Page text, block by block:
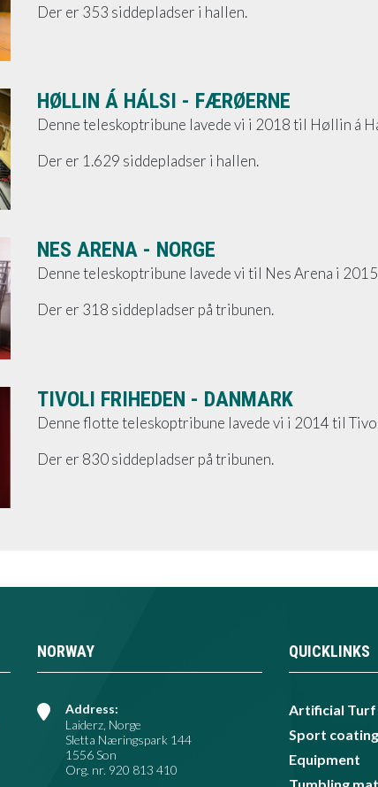
Der er 353 siddepladser i hallen.
HØLLIN Á HÁLSI - FÆRØERNE
Denne teleskoptribune lavede vi i 2018 til Høllin á
Der er 1.629 siddepladser i hallen.
NES ARENA - NORGE
Denne teleskoptribune lavede vi til Nes Arena i
Der er 318 siddepladser på tribunen.
TIVOLI FRIHEDEN - DANMARK
Denne flotte teleskoptribune lavede vi i 2014 til
Der er 830 siddepladser på tribunen.
NORWAY
Address:
Laiderz, Norge
Sletta Næringspark 144
1556 Son
Org. nr. 920 813 410​
QUICKLINKS
Artificial Turf
Sport coating
Equipment